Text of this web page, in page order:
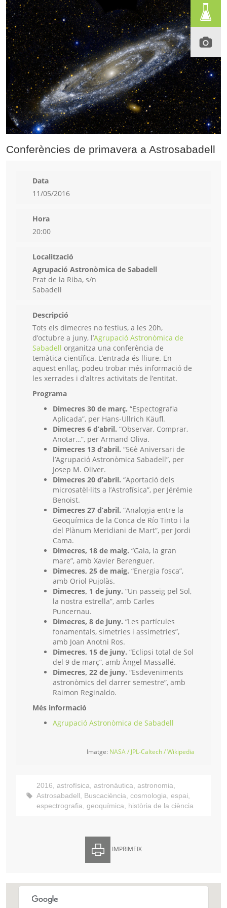
Conferències de primavera a Astrosabadell
Data
11/05/2016
Hora
20:00
Localització
Agrupació Astronòmica de Sabadell
Prat de la Riba, s/n
Sabadell
Descripció
Tots els dimecres no festius, a les 20h,
d’octubre a juny, l’Agrupació Astronòmica de
Sabadell organitza una conferència de
temàtica científica. L’entrada és lliure. En
aquest enllaç, podeu trobar més informació de
les xerrades i d’altres activitats de l’entitat.
Programa
Dimecres 30 de març. “Espectografia
Aplicada”, per Hans-Ullrich Käufl.
Dimecres 6 d’abril. “Observar, Comprar,
Anotar…”, per Armand Oliva.
Dimecres 13 d’abril. “56è Aniversari de
l’Agrupació Astronòmica Sabadell”, per
Josep M. Oliver.
Dimecres 20 d’abril. “Aportació dels
microsatèl·lits a l’Astrofísica”, per Jérémie
Benoist.
Dimecres 27 d’abril. “Analogia entre la
Geoquímica de la Conca de Río Tinto i la
del Plànum Meridiani de Mart”, per Jordi
Cama.
Dimecres, 18 de maig. “Gaia, la gran
mare”, amb Xavier Berenguer.
Dimecres, 25 de maig. “Energia fosca”,
amb Oriol Pujolàs.
Dimecres, 1 de juny. “Un passeig pel Sol,
la nostra estrella”, amb Carles
Puncernau.
Dimecres, 8 de juny. “Les partícules
fonamentals, simetries i assimetries”,
amb Joan Anotni Ros.
Dimecres, 15 de juny. “Eclipsi total de Sol
del 9 de març”, amb Àngel Massallé.
Dimecres, 22 de juny. “Esdeveniments
astronòmics del darrer semestre”, amb
Raimon Reginaldo.
Més informació
Agrupació Astronòmica de Sabadell
Imatge: NASA / JPL-Caltech / Wikipedia
2016, astrofísica, astronàutica, astronomia,
Astrosabadell, Buscaciència, cosmologia, espai,
espectrografia, geoquímica, història de la ciència
IMPRIMEIX